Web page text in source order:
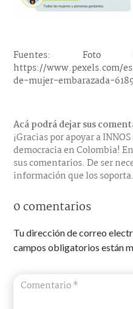
Fuentes: Foto
https://www.pexels.com/
de-mujer-embarazada-
Acá podrá dejar sus
¡Gracias por apoyar a
democracia en Colombia!
sus comentarios. De ser
información que los soporta.
0 comentarios
Tu dirección de correo
campos obligatorios están